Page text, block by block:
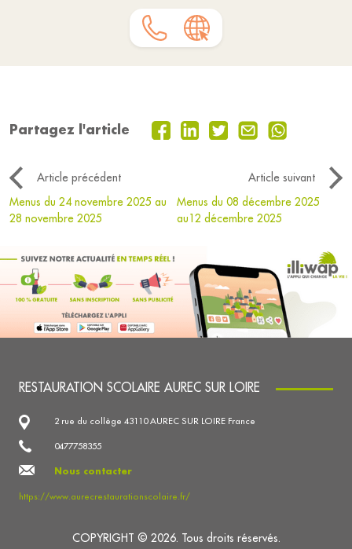
Partagez l'article
Article précédent
Article suivant
Menus du 24 novembre 2025 au
28 novembre 2025
Menus du 08 décembre 2025
au12 décembre 2025
RESTAURATION SCOLAIRE AUREC SUR LOIRE
2 rue du collège 43110 AUREC SUR LOIRE France
0477758355
Nous contacter
https://www.aurecrestaurationscolaire.fr/
COPYRIGHT © 2026. Tous droits réservés.